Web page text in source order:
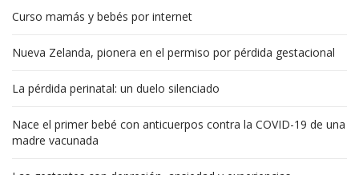
Curso mamás y bebés por internet
Nueva Zelanda, pionera en el permiso por pérdida gestacional
La pérdida perinatal: un duelo silenciado
Nace el primer bebé con anticuerpos contra la COVID-19 de una
madre vacunada